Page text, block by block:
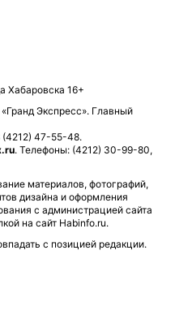
Хабаровска 16+
Экспресс». Главный
(4212) 47-55-48.
. Телефоны: (4212) 30-99-80,
материалов, фотографий,
дизайна и оформления
с администрацией сайта
на сайт Habinfo.ru.
с позицией редакции.